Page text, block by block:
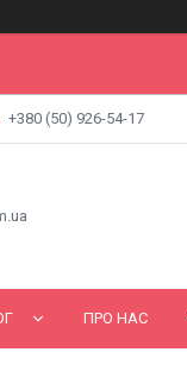
+380 (50) 926-54-17
ПРО НАС